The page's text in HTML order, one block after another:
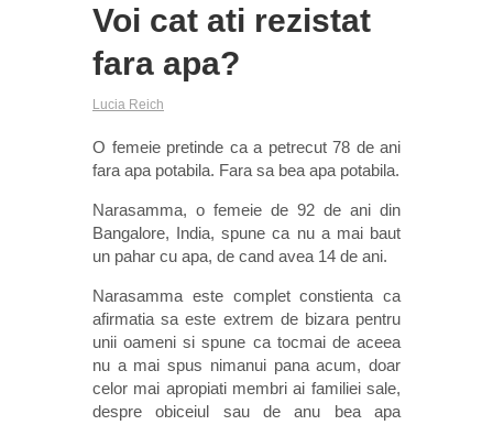
Voi cat ati rezistat
fara apa?
Lucia Reich
O femeie pretinde ca a petrecut 78 de ani
fara apa potabila. Fara sa bea apa potabila.
Narasamma, o femeie de 92 de ani din
Bangalore, India, spune ca nu a mai baut
un pahar cu apa, de cand avea 14 de ani.
Narasamma este complet constienta ca
afirmatia sa este extrem de bizara pentru
unii oameni si spune ca tocmai de aceea
nu a mai spus nimanui pana acum, doar
celor mai apropiati membri ai familiei sale,
despre obiceiul sau de anu bea apa